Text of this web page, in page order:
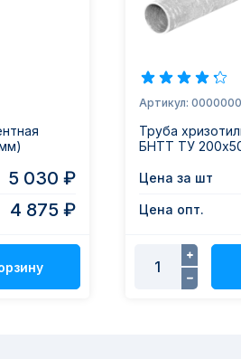
5 030 ₽
4 875 ₽
Артикул:
Труба
БНТТ ТУ
Цена за шт
Цена опт.